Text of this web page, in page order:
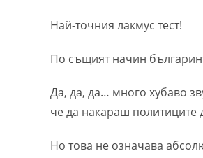
Най-точния лакмус тест!
По същият начин
Да, да, да… много хубаво
че да накараш политиците
Но това не означава